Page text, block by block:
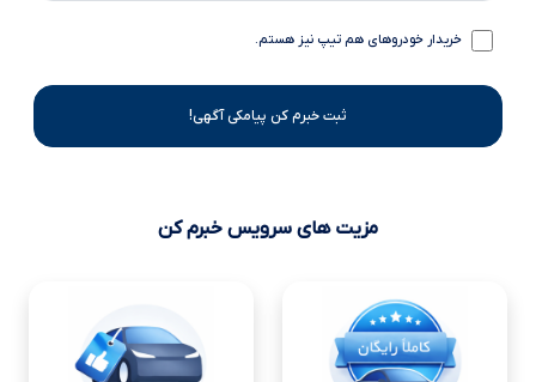
خریدار خودروهای هم تیپ نیز هستم.
ثبت خبرم کن پیامکی آگهی!
مزیت های سرویس خبرم کن